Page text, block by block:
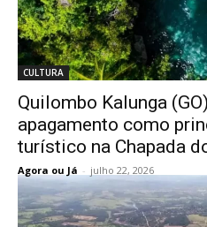
CULTURA
Quilombo Kalunga
apagamento como
turístico na Chapada
Agora ou Já - julho 22, 2026